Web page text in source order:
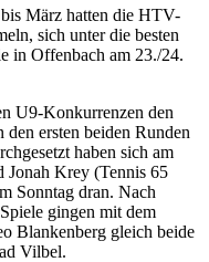
März hatten die HTV-
sich unter die besten
in Offenbach am 23./24.
U9-Konkurrenzen den
ersten beiden Runden
haben sich am
Krey (Tennis 65
Sonntag dran. Nach
gingen mit dem
Blankenberg gleich beide
Vilbel.